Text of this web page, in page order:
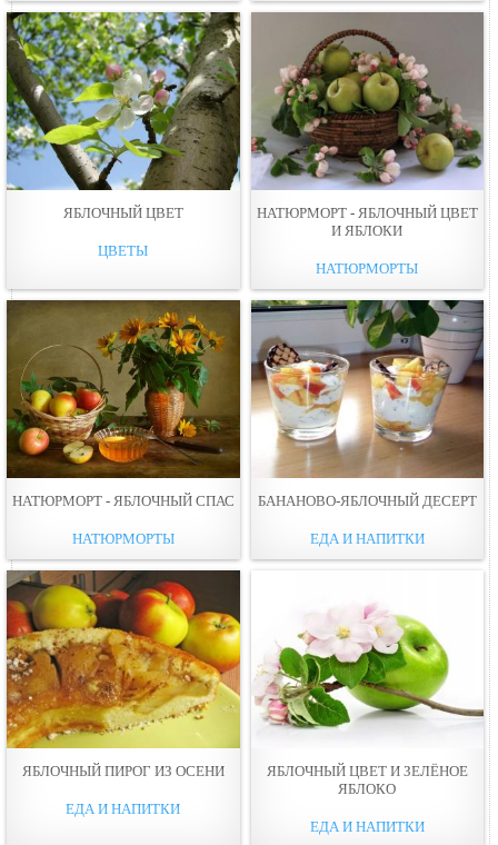
ЯБЛОЧНЫЙ ЦВЕТ
ЦВЕТЫ
НАТЮРМОРТ - ЯБЛОЧНЫЙ ЦВЕТ
И ЯБЛОКИ
НАТЮРМОРТЫ
НАТЮРМОРТ - ЯБЛОЧНЫЙ СПАС
НАТЮРМОРТЫ
БАНАНОВО-ЯБЛОЧНЫЙ ДЕСЕРТ
ЕДА И НАПИТКИ
ЯБЛОЧНЫЙ ПИРОГ ИЗ ОСЕНИ
ЕДА И НАПИТКИ
ЯБЛОЧНЫЙ ЦВЕТ И ЗЕЛЁНОЕ
ЯБЛОКО
ЕДА И НАПИТКИ